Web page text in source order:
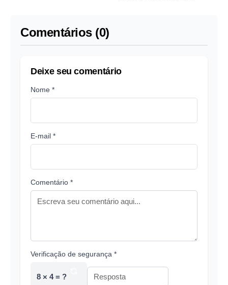
Comentários (0)
Deixe seu comentário
Nome *
E-mail *
Comentário *
Verificação de segurança *
8 × 4 = ?